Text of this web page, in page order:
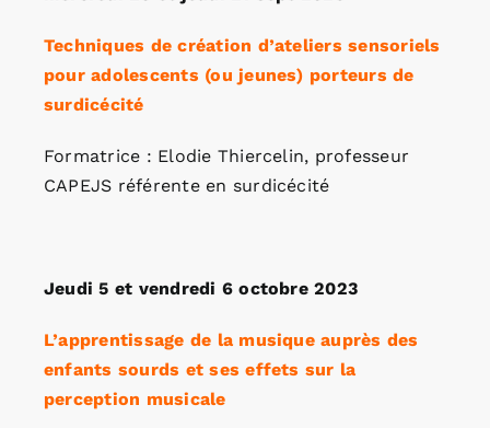
Techniques de création d’ateliers sensoriels
pour adolescents (ou jeunes) porteurs de
surdicécité
Formatrice : Elodie Thiercelin, professeur
CAPEJS référente en surdicécité
Jeudi 5 et vendredi 6 octobre 2023
L’apprentissage de la musique auprès des
enfants sourds et ses effets sur la
perception musicale